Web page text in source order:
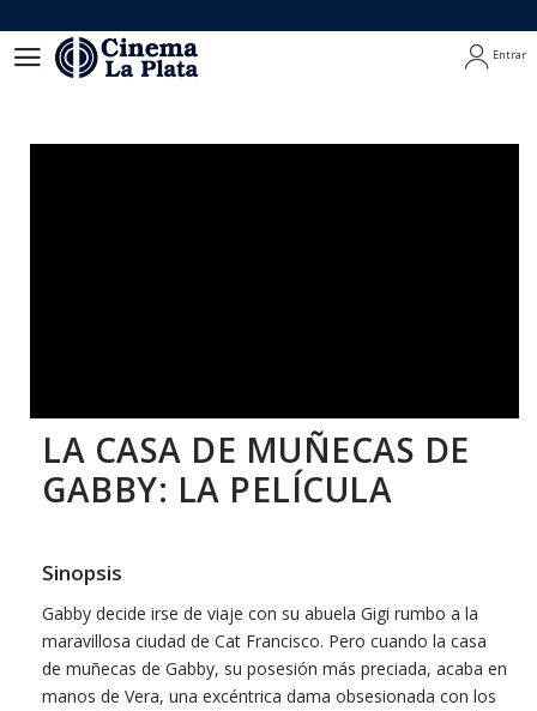
Entrar
LA CASA DE MUÑECAS DE
GABBY: LA PELÍCULA
Sinopsis
Gabby decide irse de viaje con su abuela Gigi rumbo a la
maravillosa ciudad de Cat Francisco. Pero cuando la casa
de muñecas de Gabby, su posesión más preciada, acaba en
manos de Vera, una excéntrica dama obsesionada con los